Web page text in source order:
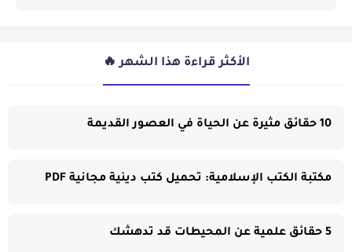
الأكثر قراءة هذا الشهر 🔥
10 حقائق مثيرة عن الحياة في العصور القديمة
مكتبة الكتب الإسلامية: تحميل كتب دينية مجانية PDF
5 حقائق علمية عن المحيطات قد تدهشك